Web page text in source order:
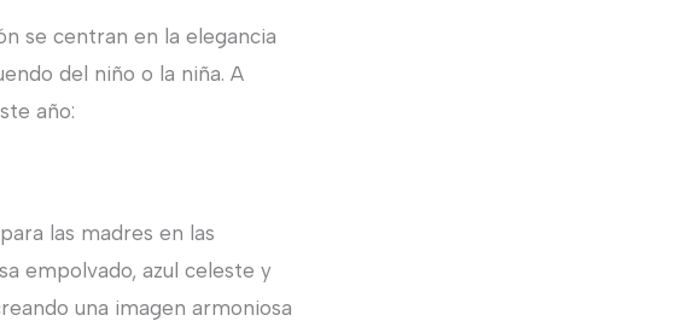
se centran en la elegancia
del niño o la niña. A
año:
las madres en las
empolvado, azul celeste y
una imagen armoniosa